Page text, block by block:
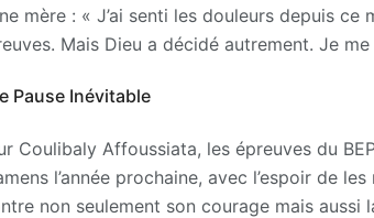
mère : « J’ai senti les douleurs depuis
Mais Dieu a décidé autrement. Je
Pause Inévitable
Coulibaly Affoussiata, les épreuves du
l’année prochaine, avec l’espoir de
non seulement son courage mais